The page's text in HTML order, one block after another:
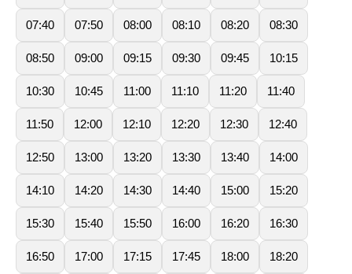
07:40 07:50 08:00 08:10 08:20 08:30
08:50 09:00 09:15 09:30 09:45 10:15
10:30 10:45 11:00 11:10 11:20 11:40
11:50 12:00 12:10 12:20 12:30 12:40
12:50 13:00 13:20 13:30 13:40 14:00
14:10 14:20 14:30 14:40 15:00 15:20
15:30 15:40 15:50 16:00 16:20 16:30
16:50 17:00 17:15 17:45 18:00 18:20